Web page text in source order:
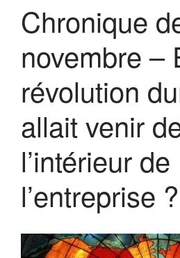
au
Chronique
novembre –
révolution
allait venir
l’intérieur de
l’entreprise ?